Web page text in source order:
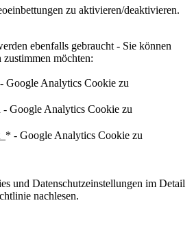
zu aktivieren/deaktivieren.
ebenfalls gebraucht - Sie können
zustimmen möchten:
Google Analytics Cookie zu
Google Analytics Cookie zu
- Google Analytics Cookie zu
und Datenschutzeinstellungen im Detail
nachlesen.